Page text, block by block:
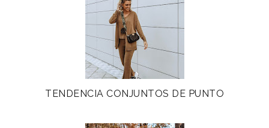
TENDENCIA CONJUNTOS DE PUNTO